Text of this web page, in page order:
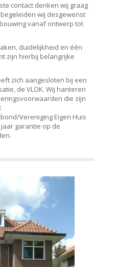
contact denken wij graag
wij desgewenst
vanaf ontwerp tot
duidelijkheid en één
zijn hierbij belangrijke
zich aangesloten bij een
de VLOK. Wij hanteren
die zijn
Vereniging Eigen Huis
garantie op de